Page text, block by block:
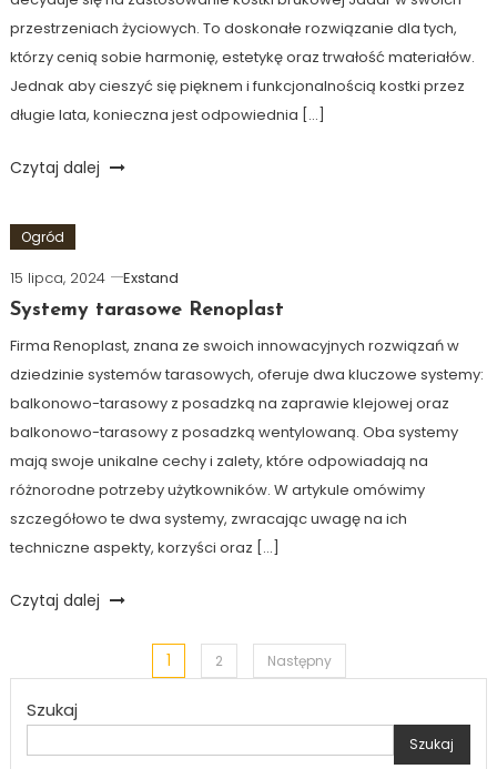
przestrzeniach życiowych. To doskonałe rozwiązanie dla tych,
którzy cenią sobie harmonię, estetykę oraz trwałość materiałów.
Jednak aby cieszyć się pięknem i funkcjonalnością kostki przez
długie lata, konieczna jest odpowiednia […]
Czytaj dalej
Ogród
15 lipca, 2024
Exstand
Systemy tarasowe Renoplast
Firma Renoplast, znana ze swoich innowacyjnych rozwiązań w
dziedzinie systemów tarasowych, oferuje dwa kluczowe systemy:
balkonowo-tarasowy z posadzką na zaprawie klejowej oraz
balkonowo-tarasowy z posadzką wentylowaną. Oba systemy
mają swoje unikalne cechy i zalety, które odpowiadają na
różnorodne potrzeby użytkowników. W artykule omówimy
szczegółowo te dwa systemy, zwracając uwagę na ich
techniczne aspekty, korzyści oraz […]
Czytaj dalej
Stronicowanie
wpisów
1 2 Następny
Szukaj
Szukaj